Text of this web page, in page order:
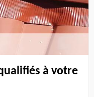
à votre